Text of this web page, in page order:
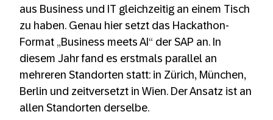
aus Business und IT gleichzeitig an einem Tisch
zu haben. Genau hier setzt das Hackathon-
Format „Business meets AI“ der SAP an. In
diesem Jahr fand es erstmals parallel an
mehreren Standorten statt: in Zürich, München,
Berlin und zeitversetzt in Wien. Der Ansatz ist an
allen Standorten derselbe.